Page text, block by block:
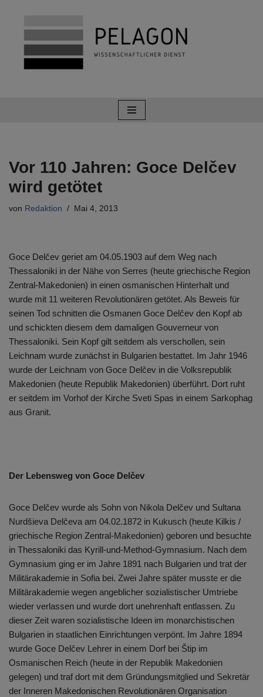
Zum
Inhalt
springen
Vor 110 Jahren: Goce Delčev
wird getötet
von Redaktion Mai 4, 2013
Goce Delčev geriet am 04.05.1903 auf dem Weg nach
Thessaloniki in der Nähe von Serres (heute griechische Region
Zentral-Makedonien) in einen osmanischen Hinterhalt und
wurde mit 11 weiteren Revolutionären getötet. Als Beweis für
seinen Tod schnitten die Osmanen Goce Delčev den Kopf ab
und schickten diesem dem damaligen Gouverneur von
Thessaloniki. Sein Kopf gilt seitdem als verschollen, sein
Leichnam wurde zunächst in Bulgarien bestattet. Im Jahr 1946
wurde der Leichnam von Goce Delčev in die Volksrepublik
Makedonien (heute Republik Makedonien) überführt. Dort ruht
er seitdem im Vorhof der Kirche Sveti Spas in einem Sarkophag
aus Granit.
Der Lebensweg von Goce Delčev
Goce Delčev wurde als Sohn von Nikola Delčev und Sultana
Nurdšieva Delčeva am 04.02.1872 in Kukusch (heute Kilkis /
griechische Region Zentral-Makedonien) geboren und besuchte
in Thessaloniki das Kyrill-und-Method-Gymnasium. Nach dem
Gymnasium ging er im Jahre 1891 nach Bulgarien und trat der
Militärakademie in Sofia bei. Zwei Jahre später musste er die
Militärakademie wegen angeblicher sozialistischer Umtriebe
wieder verlassen und wurde dort unehrenhaft entlassen. Zu
dieser Zeit waren sozialistische Ideen im monarchistischen
Bulgarien in staatlichen Einrichtungen verpönt. Im Jahre 1894
wurde Goce Delčev Lehrer in einem Dorf bei Štip im
Osmanischen Reich (heute in der Republik Makedonien
gelegen) und traf dort mit dem Gründungsmitglied und Sekretär
der Inneren Makedonischen Revolutionären Organisation